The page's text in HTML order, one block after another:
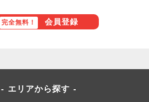
完全無料！ 会員登録
エリアから探す